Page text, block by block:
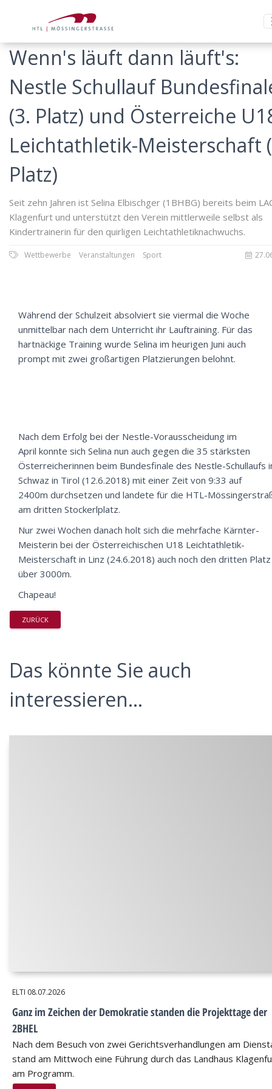
Wenn's läuft dann läuft's:
Nestle Schullauf
(3. Platz) und Österreiche
Leichtathletik-Meisterschaft
Platz)
Seit zehn Jahren ist Selina Elbischger (1BHBG) bereits beim
Klagenfurt und unterstützt den Verein mittlerweile selbst als
Kindertrainerin für den quirligen Leichtathletiknachwuchs.
Wettbewerbe Veranstaltungen Sport
Während der Schulzeit absolviert sie viermal die Woche
unmittelbar nach dem Unterricht ihr Lauftraining. Für das
hartnäckige Training wurde Selina im heurigen Juni auch
prompt mit zwei großartigen Platzierungen belohnt.
Nach dem Erfolg bei der Nestle-Vorausscheidung im
April konnte sich Selina nun auch gegen die 35 stärksten
Österreicherinnen beim Bundesfinale des Nestle-Schullaufs
Schwaz in Tirol (12.6.2018) mit einer Zeit von 9:33 auf
2400m durchsetzen und landete für die HTL-
am dritten Stockerlplatz.
Nur zwei Wochen danach holt sich die mehrfache Kärnter-
Meisterin bei der Österreichischen U18 Leichtathletik-
Meisterschaft in Linz (24.6.2018) auch noch den dritten Platz
über 3000m.
Chapeau!
ZURÜCK
Das könnte Sie auch
interessieren...
ELTI 08.07.2026
Ganz im Zeichen der Demokratie standen die Projekttage der
2BHEL
Nach dem Besuch von zwei Gerichtsverhandlungen am
stand am Mittwoch eine Führung durch das Landhaus
am Programm.